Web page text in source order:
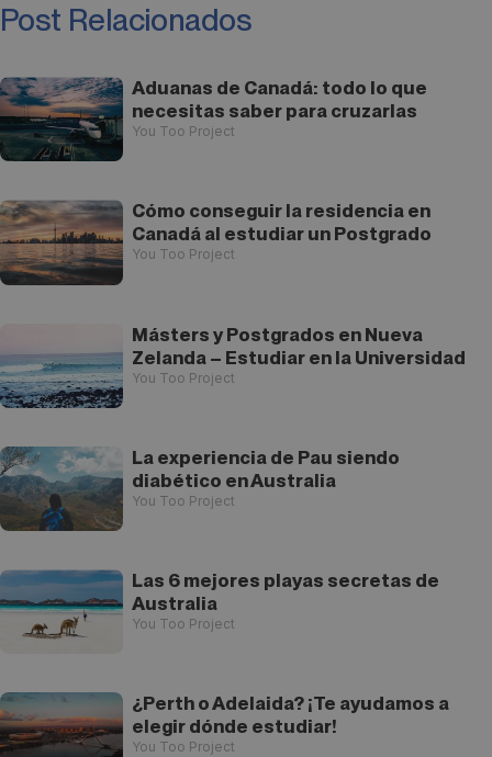
Post Relacionados
Aduanas de Canadá: todo lo que
necesitas saber para cruzarlas
You Too Project
Cómo conseguir la residencia en
Canadá al estudiar un Postgrado
You Too Project
Másters y Postgrados en Nueva
Zelanda – Estudiar en la Universidad
You Too Project
La experiencia de Pau siendo
diabético en Australia
You Too Project
Las 6 mejores playas secretas de
Australia
You Too Project
¿Perth o Adelaida? ¡Te ayudamos a
elegir dónde estudiar!
You Too Project